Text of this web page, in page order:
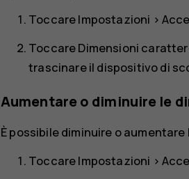
ToccareImpostazioni >
ToccareDimensioni
trascinare il dispositivo di
Aumentare o diminuire le
È possibile diminuire o
ToccareImpostazioni >